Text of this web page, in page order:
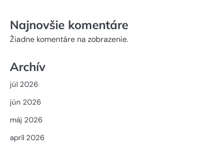
Najnovšie komentáre
Žiadne komentáre na zobrazenie.
Archív
júl 2026
jún 2026
máj 2026
apríl 2026